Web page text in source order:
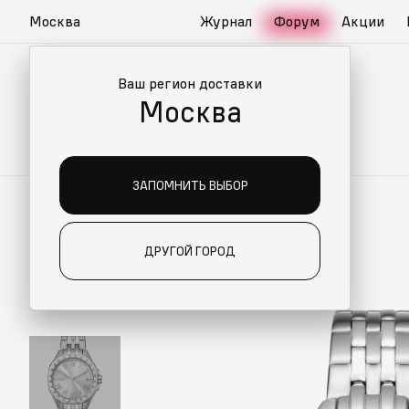
Москва
Ваш регион доставки
Москва
ЗАПОМНИТЬ ВЫБОР
ДРУГОЙ ГОРОД
Журнал Форум Акции
ДЛЯ ВАС